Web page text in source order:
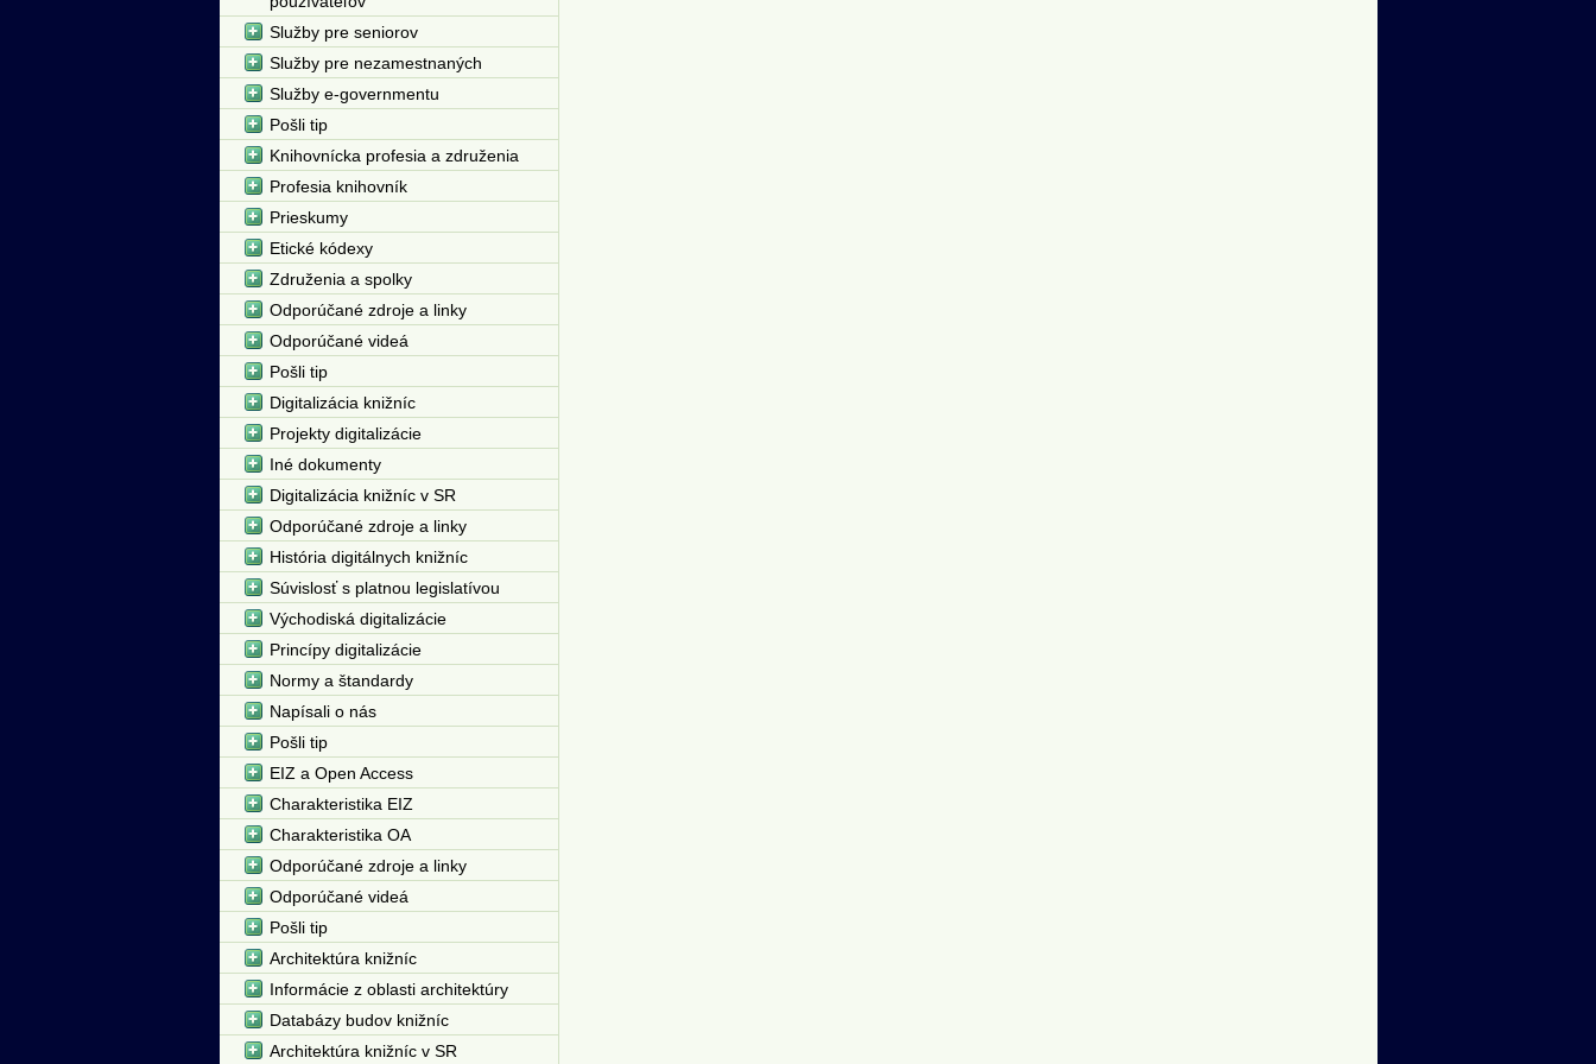
Služby pre seniorov
Služby pre nezamestnaných
Služby e-governmentu
Pošli tip
Knihovnícka profesia a združenia
Profesia knihovník
Prieskumy
Etické kódexy
Združenia a spolky
Odporúčané zdroje a linky
Odporúčané videá
Pošli tip
Digitalizácia knižníc
Projekty digitalizácie
Iné dokumenty
Digitalizácia knižníc v SR
Odporúčané zdroje a linky
História digitálnych knižníc
Súvislosť s platnou legislatívou
Východiská digitalizácie
Princípy digitalizácie
Normy a štandardy
Napísali o nás
Pošli tip
EIZ a Open Access
Charakteristika EIZ
Charakteristika OA
Odporúčané zdroje a linky
Odporúčané videá
Pošli tip
Architektúra knižníc
Informácie z oblasti architektúry
Databázy budov knižníc
Architektúra knižníc v SR